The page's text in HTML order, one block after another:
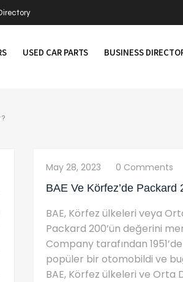
USED CAR PARTS BUSINESS
May 28, 2023
0 Comments
BAE Ve Körfez’de Packard
BAE, Körfez ülkeleri veya
Packard 200’ün değerini
Company tarafından
popüler bir otomobildi ve
BAE, Körfez ülkeleri ve Orta